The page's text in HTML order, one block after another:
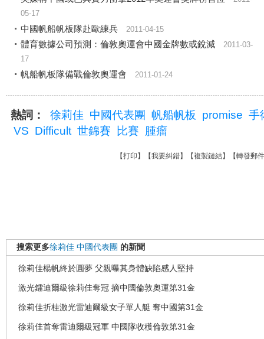
05-17
中國帆船帆板隊赴歐練兵
2011-04-15
體育數據公司預測：倫敦奧運會中國金牌數或銳減 2011-03-
17
帆船帆板隊備戰倫敦奧運會
2011-01-24
熱詞： 徐莉佳 中國代表團 帆船帆板 promise 手
VS Difficult 世錦賽 比賽 腫瘤
【打印 】【我要糾錯】【複製鏈結】【轉發郵件
搜索更多徐莉佳 中國代表團 的新聞
徐莉佳楊帆終於圓夢 父親曝其身體缺陷感人堅持
激光鐳迪爾級徐莉佳奪冠 摘中國倫敦奧運第31金
徐莉佳折桂激光雷迪爾級女子單人艇 奪中國第31金
徐莉佳首奪雷迪爾級冠軍 中國隊收穫倫敦第31金